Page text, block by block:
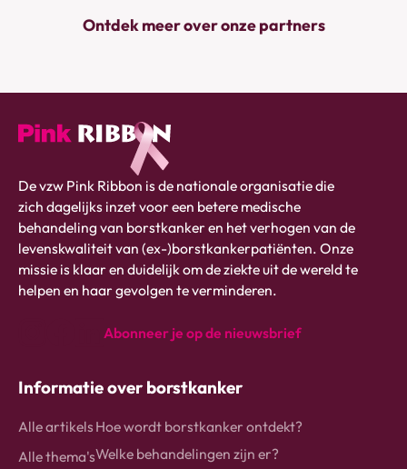
Ontdek meer over onze partners
Pink
ribbon
logo
-
link
naar
De vzw Pink Ribbon is de nationale organisatie die
zich dagelijks inzet voor een betere medische
behandeling van borstkanker en het verhogen van de
levenskwaliteit van (ex-)borstkankerpatiënten. Onze
missie is klaar en duidelijk om de ziekte uit de wereld te
helpen en haar gevolgen te verminderen.
Abonneer je op de nieuwsbrief
Informatie over borstkanker
Alle artikels
Alle thema's
Hoe wordt borstkanker ontdekt?
Welke behandelingen zijn er?